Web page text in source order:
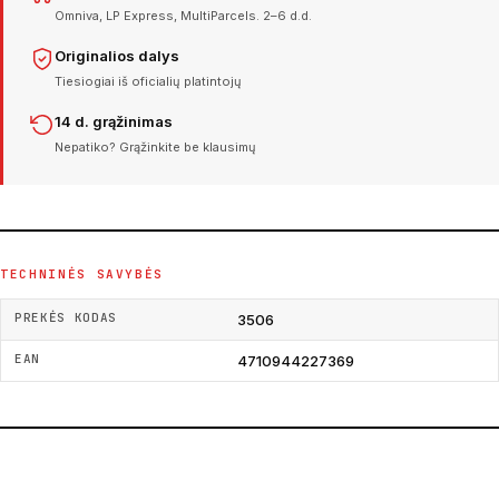
Omniva, LP Express, MultiParcels. 2–6 d.d.
Originalios dalys
Tiesiogiai iš oficialių platintojų
14 d. grąžinimas
Nepatiko? Grąžinkite be klausimų
TECHNINĖS SAVYBĖS
PREKĖS KODAS 3506
EAN 4710944227369